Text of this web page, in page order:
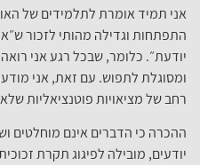
אני תמיד אומרת לתלמידים של
התפתחות וגדילה מהותי לזכור
יודעת״. כלומר, שבכל רגע אני
ומסוגלת לתפוש. עם זאת, אני
רחב של מציאויות פוטנציאליות
ההכרה כי הדברים אינם מוחלטים
יודעים, מובילה לפיגוג תקרת